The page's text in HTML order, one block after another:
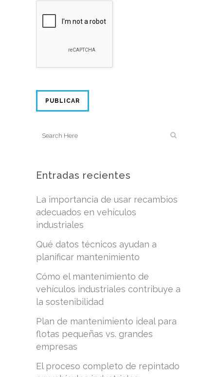
Entradas recientes
La importancia de usar recambios
adecuados en vehículos
industriales
Qué datos técnicos ayudan a
planificar mantenimiento
Cómo el mantenimiento de
vehículos industriales contribuye a
la sostenibilidad
Plan de mantenimiento ideal para
flotas pequeñas vs. grandes
empresas
El proceso completo de repintado